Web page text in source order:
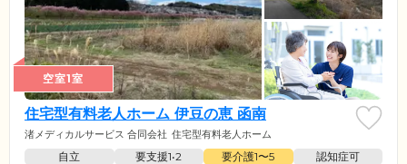
空室1室
住宅型有料老人ホーム 伊豆の恵 函南
渚メディカルサービス 合同会社 住宅型有料老人ホーム
自立 要支援1•2 要介護1〜5
認知症可